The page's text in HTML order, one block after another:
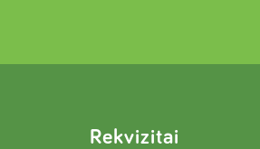
Rekvizitai